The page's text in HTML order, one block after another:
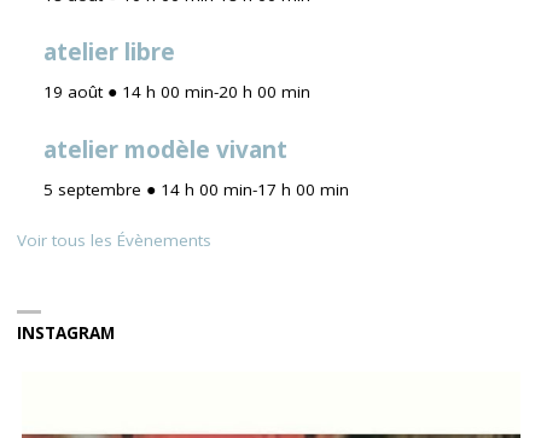
atelier libre
19 août ● 14 h 00 min-20 h 00 min
atelier modèle vivant
5 septembre ● 14 h 00 min-17 h 00 min
Voir tous les Évènements
INSTAGRAM